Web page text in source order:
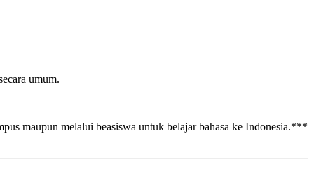
umum.
maupun melalui beasiswa untuk belajar bahasa ke Indonesia.***